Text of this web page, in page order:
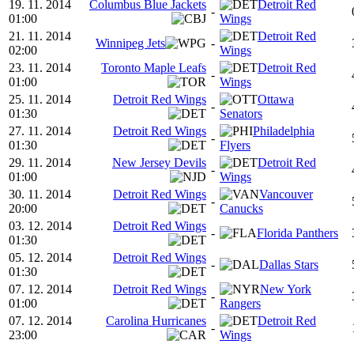
19. 11. 2014
01:00
Columbus Blue Jackets
-
Detroit Red
Wings
21. 11. 2014
02:00
Winnipeg Jets -
Detroit Red
Wings
23. 11. 2014
01:00
Toronto Maple Leafs
-
Detroit Red
Wings
25. 11. 2014
01:30
Detroit Red Wings
-
Ottawa
Senators
27. 11. 2014
01:30
Detroit Red Wings
-
Philadelphia
Flyers
29. 11. 2014
01:00
New Jersey Devils
-
Detroit Red
Wings
30. 11. 2014
20:00
Detroit Red Wings
-
Vancouver
Canucks
03. 12. 2014
01:30
Detroit Red Wings
- Florida Panthers
05. 12. 2014
01:30
Detroit Red Wings
- Dallas Stars
07. 12. 2014
01:00
Detroit Red Wings
-
New York
Rangers
07. 12. 2014
23:00
Carolina Hurricanes
-
Detroit Red
Wings